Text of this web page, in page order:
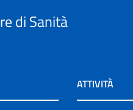
di Sanità
ATTIVITÀ